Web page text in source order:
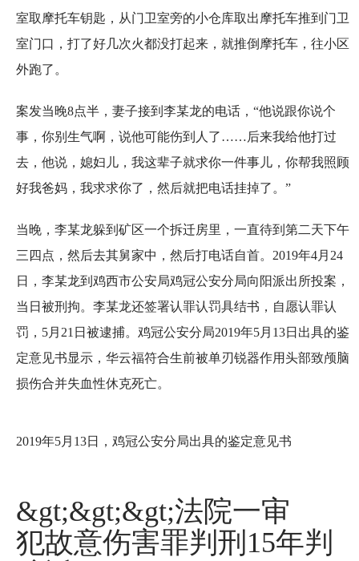
室取摩托车钥匙，从门卫室旁的小仓库取出摩托车推到门卫
室门口，打了好几次火都没打起来，就推倒摩托车，往小区
外跑了。
案发当晚8点半，妻子接到李某龙的电话，“他说跟你说个
事，你别生气啊，说他可能伤到人了……后来我给他打过
去，他说，媳妇儿，我这辈子就求你一件事儿，你帮我照顾
好我爸妈，我求求你了，然后就把电话挂掉了。”
当晚，李某龙躲到矿区一个拆迁房里，一直待到第二天下午
三四点，然后去其舅家中，然后打电话自首。2019年4月24
日，李某龙到鸡西市公安局鸡冠公安分局向阳派出所投案，
当日被刑拘。李某龙还签署认罪认罚具结书，自愿认罪认
罚，5月21日被逮捕。鸡冠公安分局2019年5月13日出具的鉴
定意见书显示，华云福符合生前被单刃锐器作用头部致颅脑
损伤合并失血性休克死亡。
2019年5月13日，鸡冠公安分局出具的鉴定意见书
&gt;&gt;&gt;法院一审
犯故意伤害罪判刑15年判